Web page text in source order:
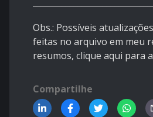
Obs.: Possíveis
feitas no arquivo em meu
resumos, clique aqui para
Compartilhe